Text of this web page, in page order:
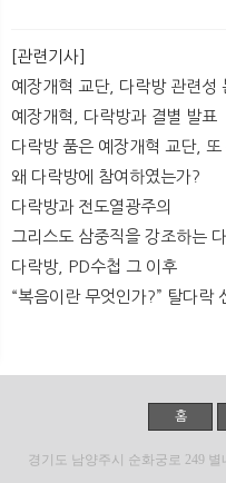
[관련기사]
예장개혁 교단, 다락방 관련성
예장개혁, 다락방과 결별 발표
다락방 품은 예장개혁 교단, 또
왜 다락방에 참여하였는가?
다락방과 전도열광주의
그리스도 삼중직을 강조하는
다락방, PD수첩 그 이후
“복음이란 무엇인가?” 탈다락
홈
경기도 남양주시 순화궁로 249 별